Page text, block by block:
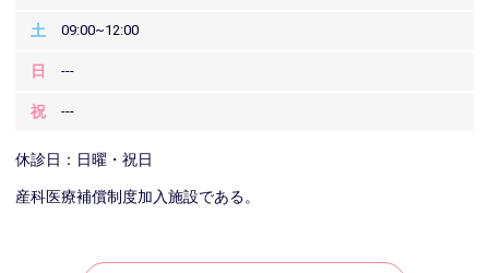
土 09:00~12:00
日 ---
祝 ---
休診日：日曜・祝日
産科医療補償制度加入施設である。